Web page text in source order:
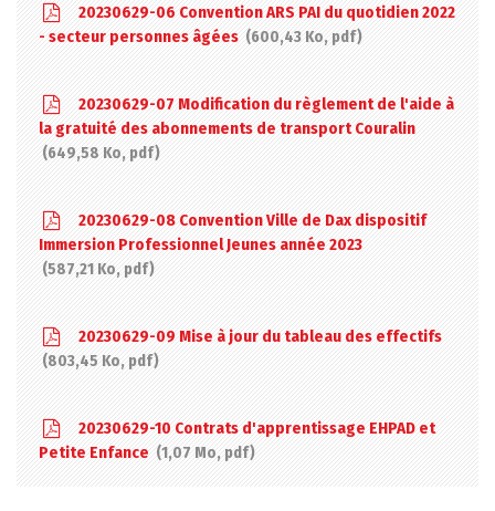
20230629-06 Convention ARS PAI du quotidien 2022
- secteur personnes âgées
600,43 Ko, pdf
20230629-07 Modification du règlement de l'aide à
la gratuité des abonnements de transport Couralin
649,58 Ko, pdf
20230629-08 Convention Ville de Dax dispositif
Immersion Professionnel Jeunes année 2023
587,21 Ko, pdf
20230629-09 Mise à jour du tableau des effectifs
803,45 Ko, pdf
20230629-10 Contrats d'apprentissage EHPAD et
Petite Enfance
1,07 Mo, pdf